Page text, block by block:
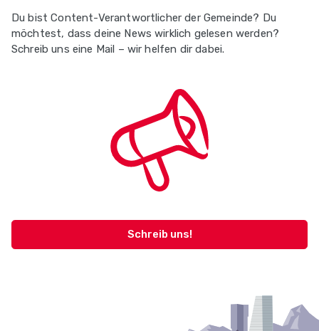
Du bist Content-Verantwortlicher der Gemeinde? Du
möchtest, dass deine News wirklich gelesen werden?
Schreib uns eine Mail – wir helfen dir dabei.
Schreib uns!